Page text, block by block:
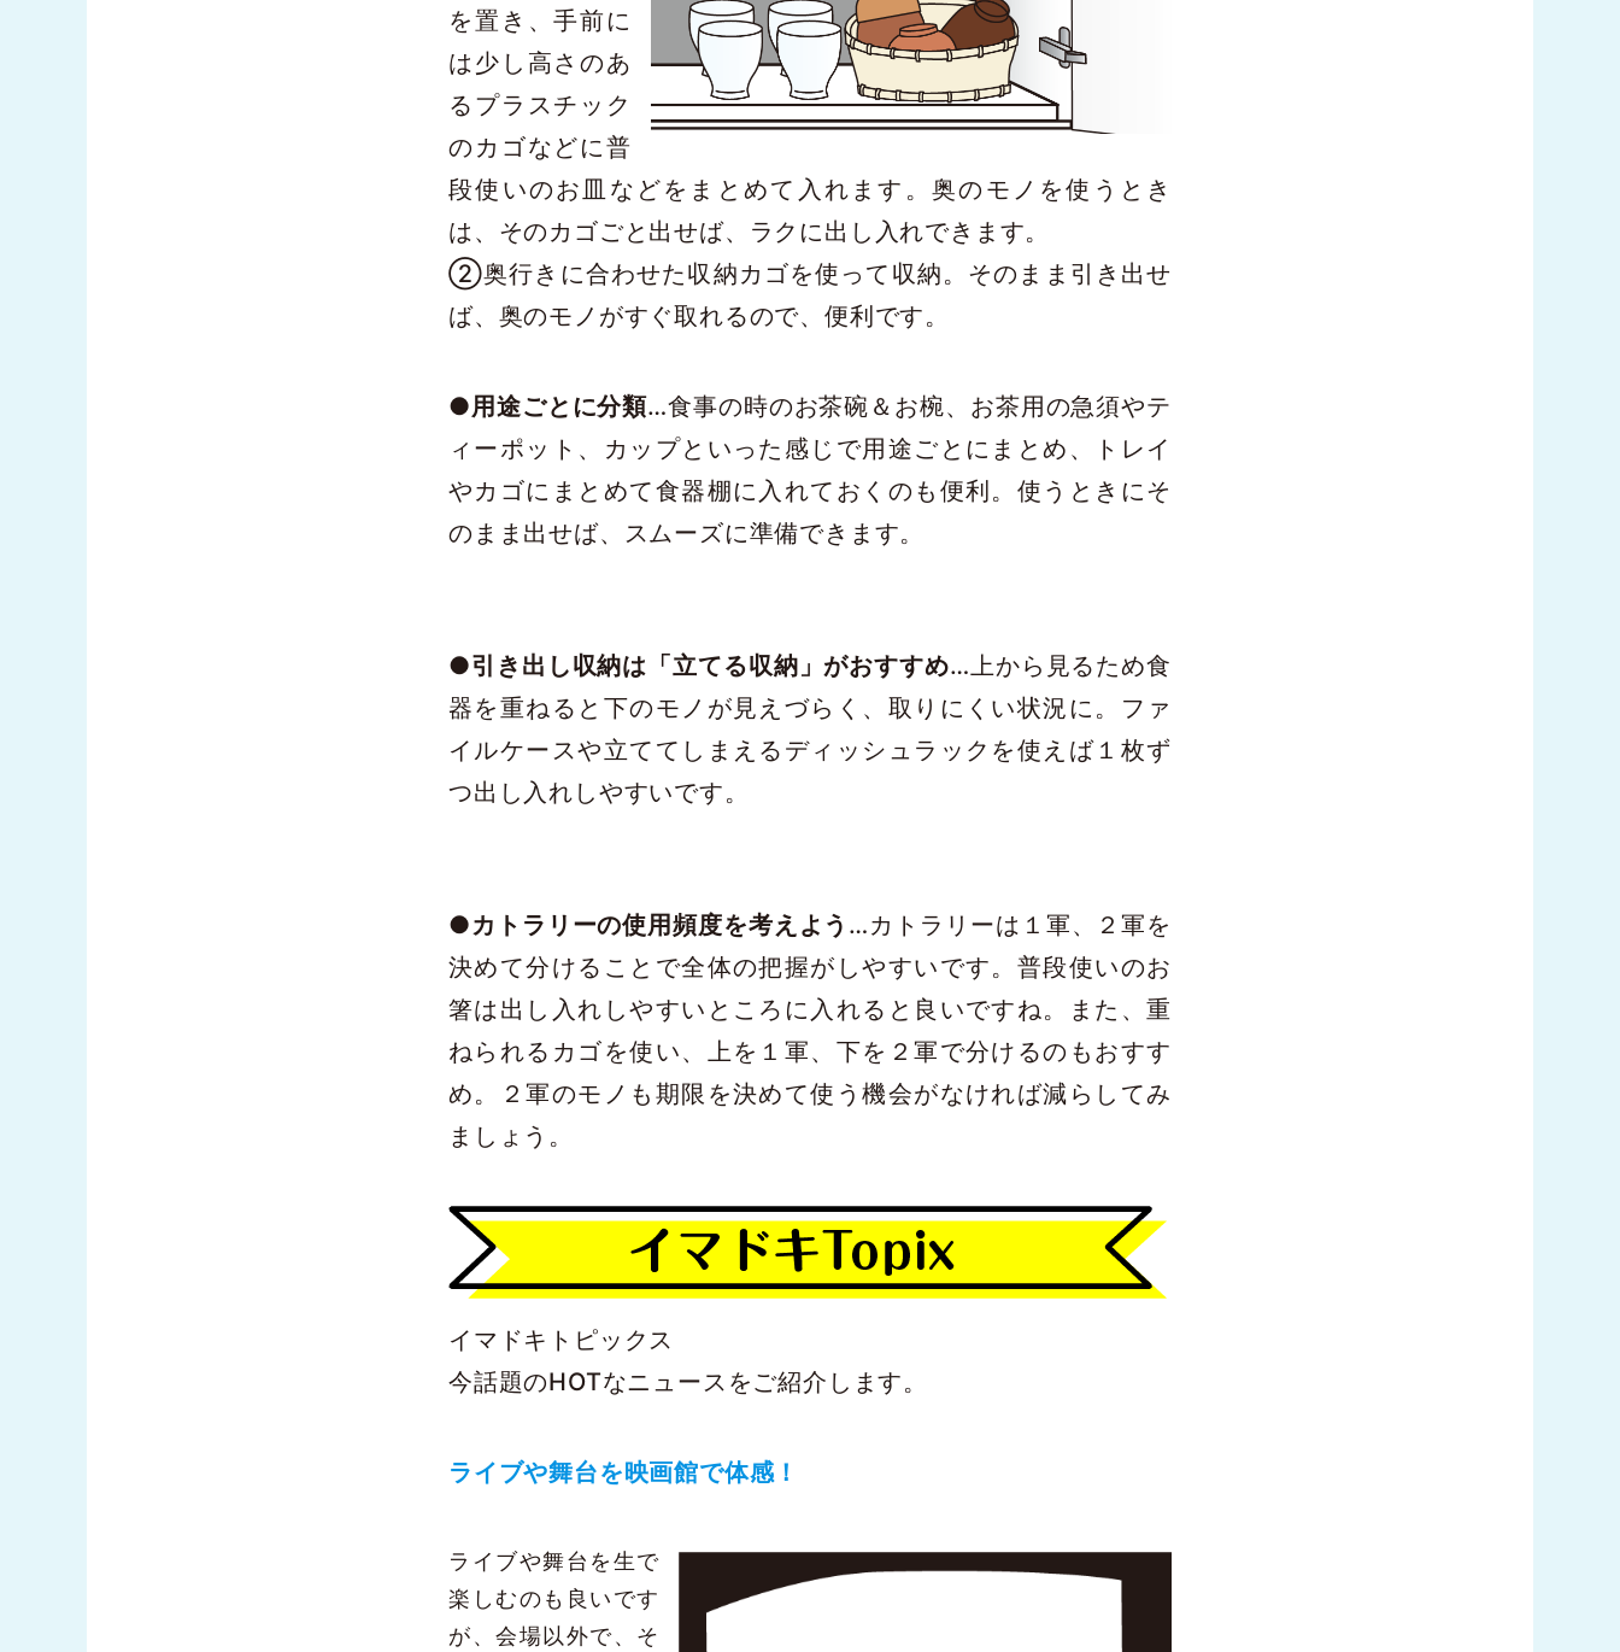
を置き、手前に
は少し高さのあ
るプラスチック
のカゴなどに普
段使いのお皿などをまとめて入れます。奥のモノを使うとき
は、そのカゴごと出せば、ラクに出し入れできます。
②奥行きに合わせた収納カゴを使って収納。そのまま引き出せ
ば、奥のモノがすぐ取れるので、便利です。
●用途ごとに分類…食事の時のお茶碗＆お椀、お茶用の急須やテ
ィーポット、カップといった感じで用途ごとにまとめ、トレイ
やカゴにまとめて食器棚に入れておくのも便利。使うときにそ
のまま出せば、スムーズに準備できます。
●引き出し収納は「立てる収納」がおすすめ…上から見るため食
器を重ねると下のモノが見えづらく、取りにくい状況に。ファ
イルケースや立ててしまえるディッシュラックを使えば１枚ず
つ出し入れしやすいです。
●カトラリーの使用頻度を考えよう …カトラリーは１軍、２軍を
決めて分けることで全体の把握がしやすいです。普段使いのお
箸は出し入れしやすいところに入れると良いですね。また、重
ねられるカゴを使い、上を１軍、下を２軍で分けるのもおすす
め。２軍のモノも期限を決めて使う機会がなければ減らしてみ
ましょう。
イマドキトピックス
今話題のHOTなニュースをご紹介します。
ライブや舞台を映画館で体感！
ライブや舞台を生で
楽しむのも良いです
が、会場以外で、そ